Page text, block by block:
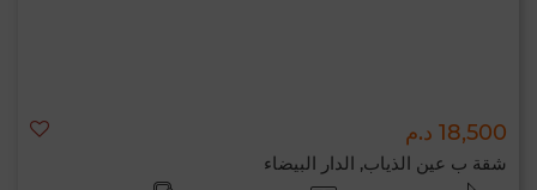
18,500 د.م
شقة ب عين الذياب, الدار البيضاء